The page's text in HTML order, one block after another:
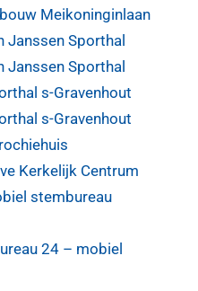
Meikoninginlaan
Janssen Sporthal
Janssen Sporthal
s-Gravenhout
s-Gravenhout
Kerkelijk Centrum
stembureau
24 – mobiel